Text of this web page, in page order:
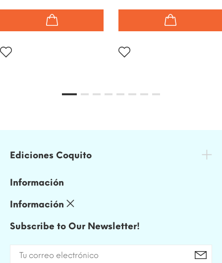
Ediciones Coquito
Información
Información
Subscribe to Our Newsletter!